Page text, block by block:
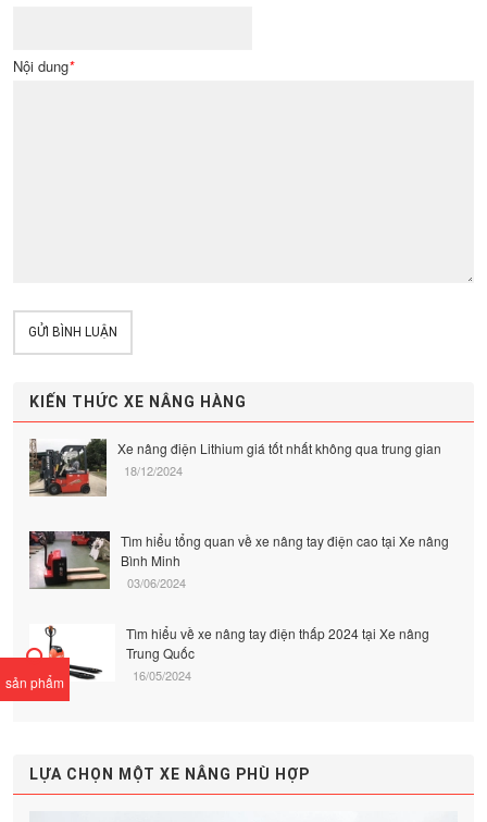
sản phẩm
Nội dung*
GỬI BÌNH LUẬN
KIẾN THỨC XE NÂNG HÀNG
Xe nâng điện Lithium giá tốt nhất không qua trung gian
18/12/2024
Tìm hiểu tổng quan về xe nâng tay điện cao tại Xe nâng
Bình Minh
03/06/2024
Tìm hiểu về xe nâng tay điện thấp 2024 tại Xe nâng
Trung Quốc
16/05/2024
LỰA CHỌN MỘT XE NÂNG PHÙ HỢP